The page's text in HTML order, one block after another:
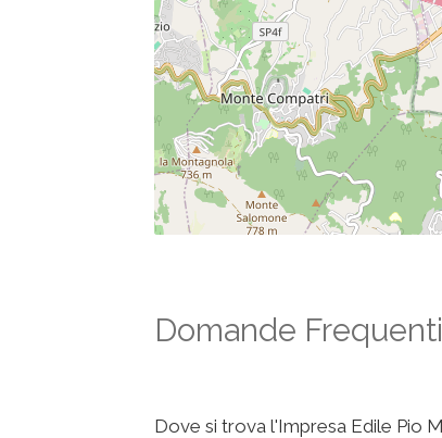
Domande Frequenti
Dove si trova l'Impresa Edile Pio